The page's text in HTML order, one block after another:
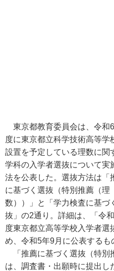
東京都教育委員会は、令和
度に東京都立科学技術高等学
設置を予定している理数に関
学科の入学者選抜について実
法を公表した。選抜方法は「
に基づく選抜（特別推薦（理
数））」と「学力検査に基づ
抜」の2通り。詳細は、「令
度東京都立高等学校入学者選
め、令和5年9月に公表するも
「推薦に基づく選抜（特別
は、調査書・出願時に提出し